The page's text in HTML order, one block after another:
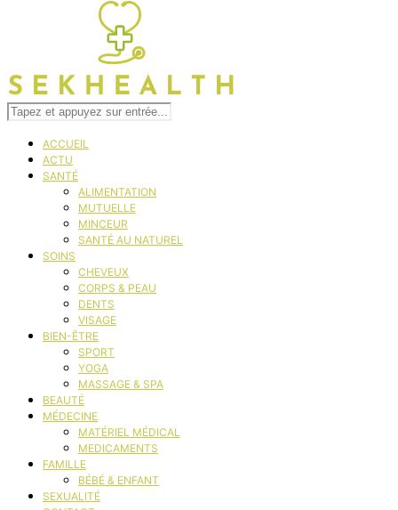
ACCUEIL
ACTU
SANTÉ
ALIMENTATION
MUTUELLE
MINCEUR
SANTÉ AU NATUREL
SOINS
CHEVEUX
CORPS & PEAU
DENTS
VISAGE
BIEN-ÊTRE
SPORT
YOGA
MASSAGE & SPA
BEAUTÉ
MÉDECINE
MATÉRIEL MÉDICAL
MEDICAMENTS
FAMILLE
BÉBÉ & ENFANT
SEXUALITÉ